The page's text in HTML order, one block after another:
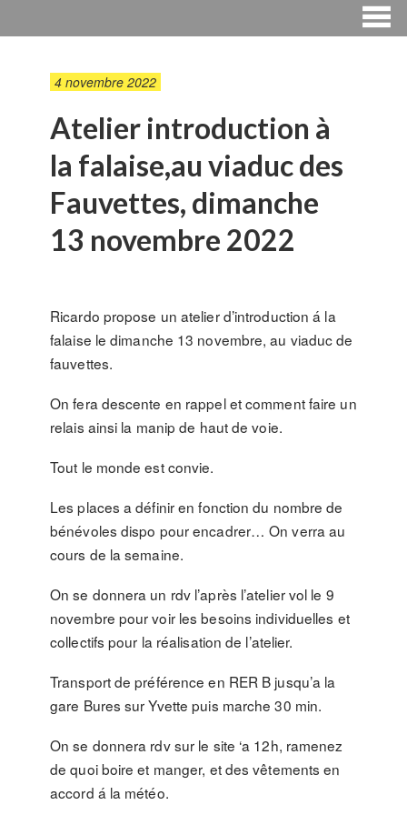
4 novembre 2022
Atelier introduction à
la falaise,au viaduc des
Fauvettes, dimanche
13 novembre 2022
Ricardo propose un atelier d’introduction á la
falaise le dimanche 13 novembre, au viaduc de
fauvettes.
On fera descente en rappel et comment faire un
relais ainsi la manip de haut de voie.
Tout le monde est convie.
Les places a définir en fonction du nombre de
bénévoles dispo pour encadrer… On verra au
cours de la semaine.
On se donnera un rdv l’après l’atelier vol le 9
novembre pour voir les besoins individuelles et
collectifs pour la réalisation de l’atelier.
Transport de préférence en RER B jusqu’a la
gare Bures sur Yvette puis marche 30 min.
On se donnera rdv sur le site ‘a 12h, ramenez
de quoi boire et manger, et des vêtements en
accord á la météo.